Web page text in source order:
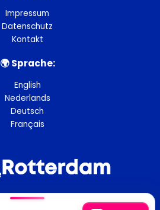
Impressum
Datenschutz
Kontakt
🌍︎ Sprache:
English
Nederlands
Deutsch
Français